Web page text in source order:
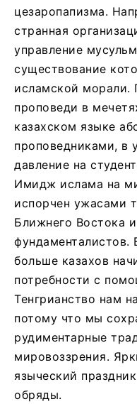
цезаропапизма.
странная
управление
существование
исламской морали.
проповеди в
казахском языке
проповедниками, в
давление на
Имидж ислама на
испорчен ужасами
Ближнего Востока
фундаменталистов.
больше казахов
потребности с
Тенгрианство нам
потому что мы
рудиментарные
мировоззрения.
языческий
обряды.